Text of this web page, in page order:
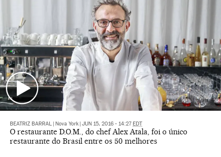
BEATRIZ BARRAL Nova York JUN 15, 2016 - 14:27 EDT
O restaurante D.O.M., do chef Alex Atala, foi o único
restaurante do Brasil entre os 50 melhores